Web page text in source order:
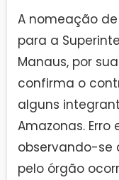
A nomeação
para a
Manaus, por
confirma o
alguns
Amazonas.
observando-se
pelo órgão